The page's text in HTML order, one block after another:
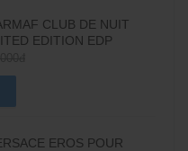
CLUB DE NUIT
EDITION EDP
EROS POUR